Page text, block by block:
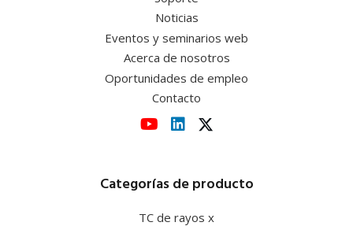
Noticias
Eventos y seminarios web
Acerca de nosotros
Oportunidades de empleo
Contacto
Categorías de producto
TC de rayos x